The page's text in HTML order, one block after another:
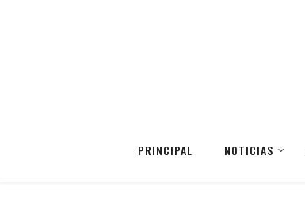
PRINCIPAL NOTICIAS